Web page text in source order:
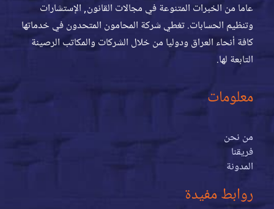
عاما من الخبرات المتنوعة في مجالات القانون, الإستشارات
وتنظيم الحسابات. تغطي شركة المحامون المتحدون في خدماتها
كافة أنحاء العراق ودوليا من خلال الشركات والمكاتب الرصينة
التابعة لها.
معلومات
من نحن
فريقنا
المدونة
روابط مفيدة